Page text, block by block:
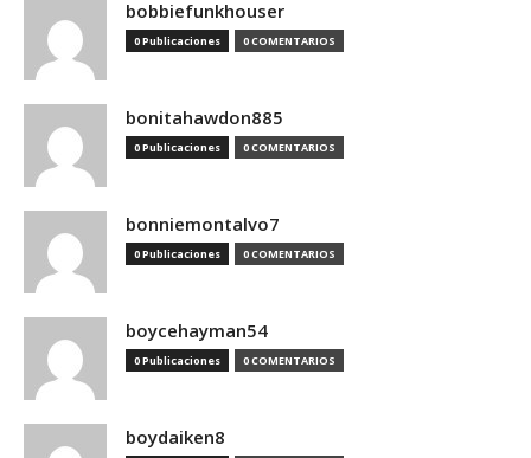
bobbiefunkhouser
0 Publicaciones 0 COMENTARIOS
bonitahawdon885
0 Publicaciones 0 COMENTARIOS
bonniemontalvo7
0 Publicaciones 0 COMENTARIOS
boycehayman54
0 Publicaciones 0 COMENTARIOS
boydaiken8